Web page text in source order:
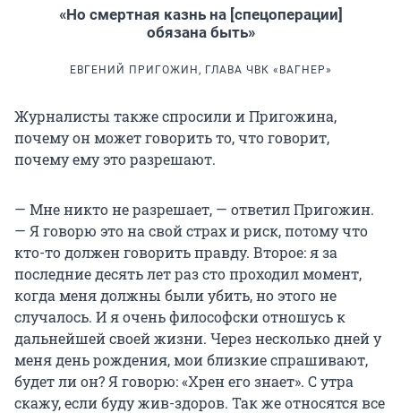
«Но смертная казнь на [спецоперации]
обязана быть»
ЕВГЕНИЙ ПРИГОЖИН, ГЛАВА ЧВК «ВАГНЕР»
Журналисты также спросили и Пригожина,
почему он может говорить то, что говорит,
почему ему это разрешают.
— Мне никто не разрешает, — ответил Пригожин.
— Я говорю это на свой страх и риск, потому что
кто-то должен говорить правду. Второе: я за
последние десять лет раз сто проходил момент,
когда меня должны были убить, но этого не
случалось. И я очень философски отношусь к
дальнейшей своей жизни. Через несколько дней у
меня день рождения, мои близкие спрашивают,
будет ли он? Я говорю: «Хрен его знает». С утра
скажу, если буду жив-здоров. Так же относятся все